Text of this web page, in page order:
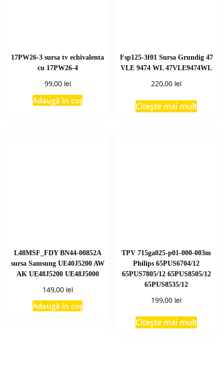
17PW26-3 sursa tv echivalenta
cu 17PW26-4
99,00 lei
Adaugă în coș
Fsp125-3f01 Sursa Grundig 47
VLE 9474 WL 47VLE9474WL
220,00 lei
Citește mai mult
L48MSF_FDY BN44-00852A
sursa Samsung UE40J5200 AW
AK UE48J5200 UE48J5000
149,00 lei
Adaugă în coș
TPV 715ga025-p01-000-003m
Philips 65PUS6704/12
65PUS7805/12 65PUS8505/12
65PUS8535/12
199,00 lei
Citește mai mult